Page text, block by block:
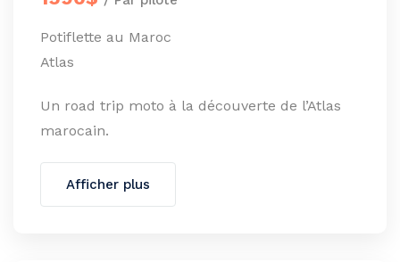
Potiflette au Maroc
Atlas
Un road trip moto à la découverte de l’Atlas
marocain.
Afficher plus